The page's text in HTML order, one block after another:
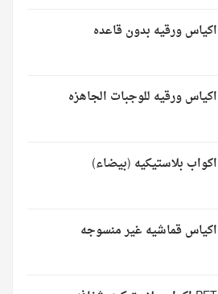
اكياس ورقيه بدون قاعده
اكياس ورقيه للوجبات الجاهزه
اكواب بلاستيكيه (بيضاء)
اكياس قماشيه غير منسوجه